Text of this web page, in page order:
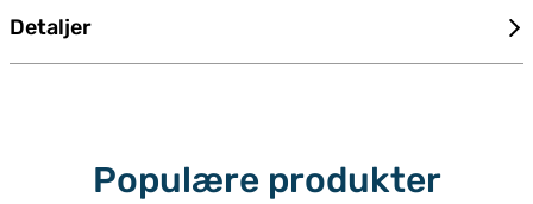
Detaljer
Populære produkter